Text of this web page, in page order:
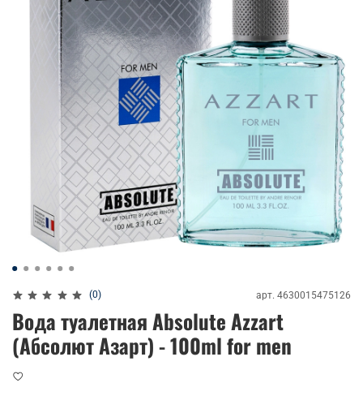
(0) арт. 4630015475126
Вода туалетная Absolute Azzart
(Абсолют Азарт) - 100ml for men